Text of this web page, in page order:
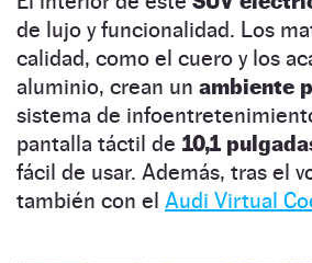
de lujo y funcionalidad. Los
calidad, como el cuero y los
aluminio, crean un ambiente
sistema de
pantalla táctil de 10,1
fácil de usar. Además, tras el
también con el Audi Virtual